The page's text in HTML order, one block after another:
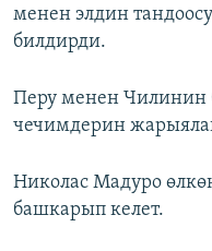
менен элдин
билдирди.
Перу менен Чилинин
чечимдерин
Николас Мадуро
башкарып келет.